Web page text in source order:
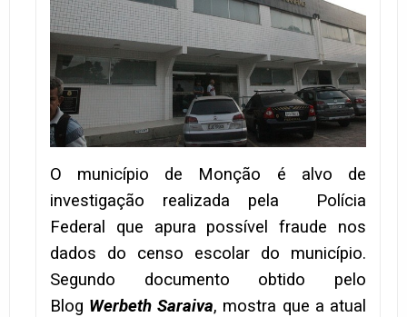
O município de Monção é alvo de
investigação realizada pela Polícia
Federal que apura possível fraude nos
dados do censo escolar do município.
Segundo documento obtido pelo
Blog Werbeth Saraiva, mostra que a atual